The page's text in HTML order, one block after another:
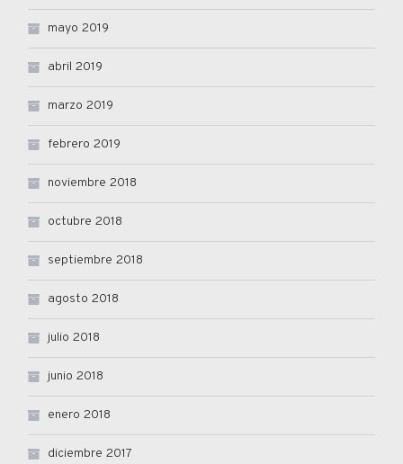
mayo 2019
abril 2019
marzo 2019
febrero 2019
noviembre 2018
octubre 2018
septiembre 2018
agosto 2018
julio 2018
junio 2018
enero 2018
diciembre 2017